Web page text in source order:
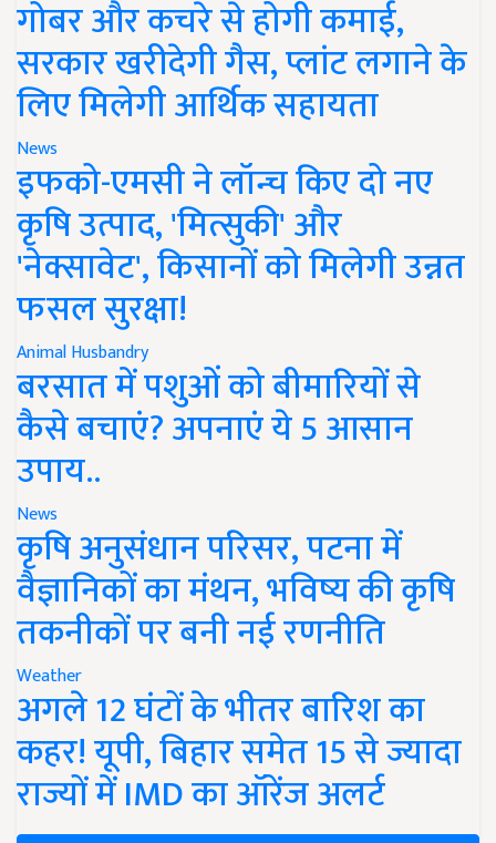
गोबर और कचरे से होगी कमाई,
सरकार खरीदेगी गैस, प्लांट लगाने के
लिए मिलेगी आर्थिक सहायता
News
इफको-एमसी ने लॉन्च किए दो नए
कृषि उत्पाद, 'मित्सुकी' और
'नेक्सावेट', किसानों को मिलेगी उन्नत
फसल सुरक्षा!
Animal Husbandry
बरसात में पशुओं को बीमारियों से
कैसे बचाएं? अपनाएं ये 5 आसान
उपाय..
News
कृषि अनुसंधान परिसर, पटना में
वैज्ञानिकों का मंथन, भविष्य की कृषि
तकनीकों पर बनी नई रणनीति
Weather
अगले 12 घंटों के भीतर बारिश का
कहर! यूपी, बिहार समेत 15 से ज्यादा
राज्यों में IMD का ऑरेंज अलर्ट